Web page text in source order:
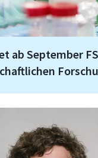
ab September